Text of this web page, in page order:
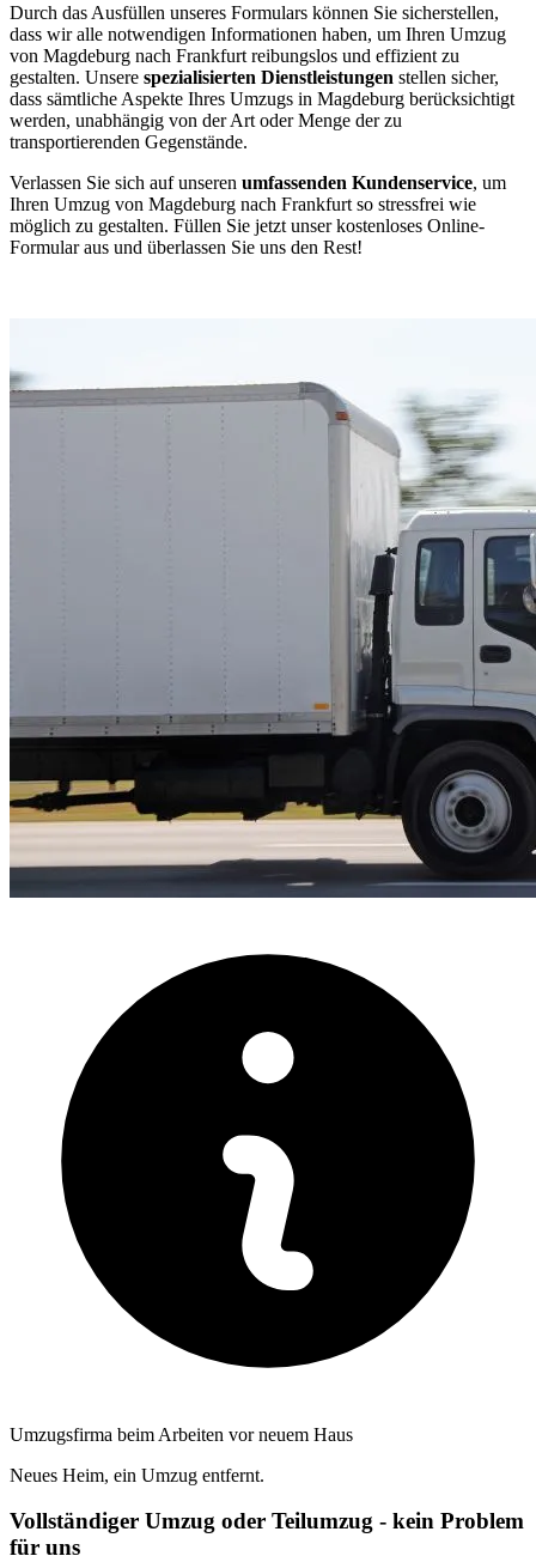
Durch das Ausfüllen unseres Formulars können Sie sicherstellen,
dass wir alle notwendigen Informationen haben, um Ihren Umzug
von Magdeburg nach Frankfurt reibungslos und effizient zu
gestalten. Unsere spezialisierten Dienstleistungen stellen sicher,
dass sämtliche Aspekte Ihres Umzugs in Magdeburg berücksichtigt
werden, unabhängig von der Art oder Menge der zu
transportierenden Gegenstände.
Verlassen Sie sich auf unseren umfassenden Kundenservice, um
Ihren Umzug von Magdeburg nach Frankfurt so stressfrei wie
möglich zu gestalten. Füllen Sie jetzt unser kostenloses Online-
Formular aus und überlassen Sie uns den Rest!
Umzugsfirma beim Arbeiten vor neuem Haus
Neues Heim, ein Umzug entfernt.
Vollständiger Umzug oder Teilumzug - kein Problem
für uns